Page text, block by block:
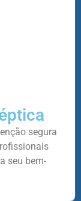
segura
seu bem-